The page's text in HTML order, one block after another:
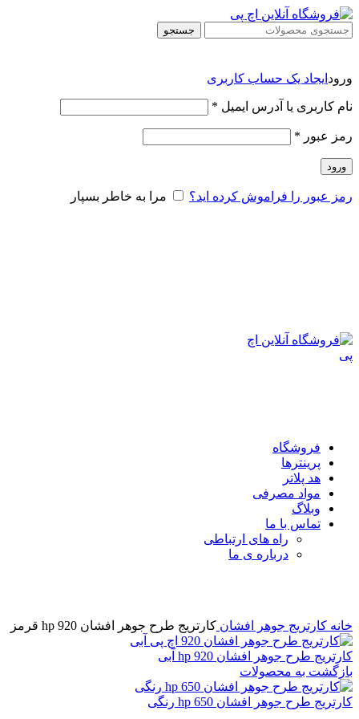
جستجو
ورود ایجاد یک حساب کاربری
نام کاربری یا آدرس ایمیل *
رمز عبور *
ورود
رمز عبور را فراموش کرده اید؟ مرا به خاطر بسپار
فروشگاه
پرینترها
هد پلاتر
مواد مصرفی
وبلاگ
تماس با ما
راه های ارتباطی
درباره ی ما
خانه کارتریج جوهر افشان کارتریج طرح جوهر افشان 920 hp قرمز
کارتریج طرح جوهر افشان 920 hp آبی
بازگشت به محصولات
کارتریج طرح جوهر افشان 650 hp رنگی